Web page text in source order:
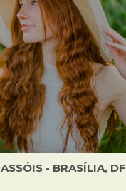
- BRASÍLIA, DF